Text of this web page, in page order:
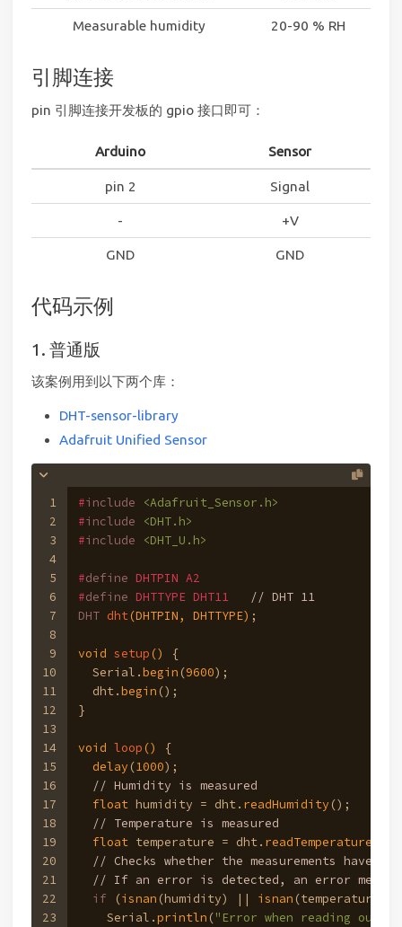
Measurable humidity 20-90 % RH
引脚连接
pin 引脚连接开发板的 gpio 接口即可：
Arduino Sensor
pin 2 Signal
- +V
GND GND
代码示例
1. 普通版
该案例用到以下两个库：
DHT-sensor-library
Adafruit Unified Sensor
1
2
3
4
5
6
7
8
9
10
11
12
13
14
15
16
17
18
19
20
21
22
23
#include
<Adafruit_Sensor.h>
#include
<DHT.h>
#include <DHT_U.h>
#define DHTPIN A2
#define DHTTYPE DHT11
// DHT 11
DHT dht(DHTPIN, DHTTYPE) ;
void setup ()
{
  Serial.
begin (9600);
  dht.
begin ();
}
void loop ()
{
delay (1000);
// Humidity is measured
float humidity = dht. readHumidity ();
// Temperature is measured
float temperature = dht. readTemperature
// Checks whether the measurements have
// If an error is detected, an error
if (isnan (humidity) || isnan (temperature))
    Serial.
println ("Error when reading out